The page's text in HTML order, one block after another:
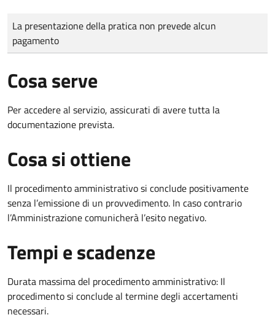
Tipo di pagamento
Importo
La presentazione della pratica non prevede alcun
pagamento
Cosa serve
Per accedere al servizio, assicurati di avere tutta la
documentazione prevista.
Cosa si ottiene
Il procedimento amministrativo si conclude positivamente
senza l’emissione di un provvedimento. In caso contrario
l’Amministrazione comunicherà l’esito negativo.
Tempi e scadenze
Durata massima del procedimento amministrativo: Il
procedimento si conclude al termine degli accertamenti
necessari.